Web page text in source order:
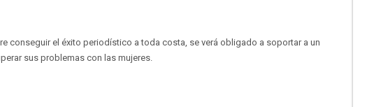
conseguir el éxito periodístico a toda costa, se verá obligado a soportar a un
sus problemas con las mujeres.